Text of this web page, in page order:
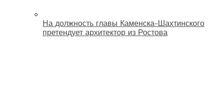
На должность главы Каменска-Шахтинского
претендует архитектор из Ростова